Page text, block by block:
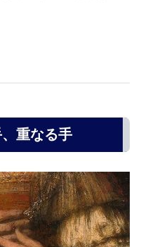
重なる手